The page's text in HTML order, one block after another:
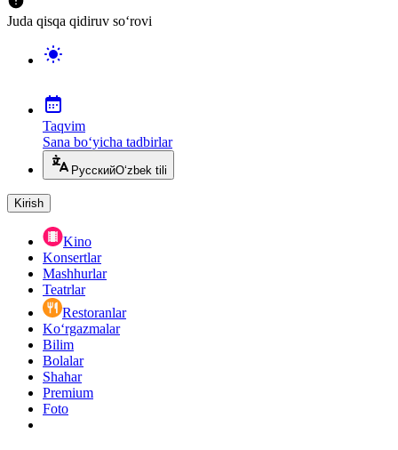
Juda qisqa qidiruv so‘rovi
Taqvim
Sana bo‘yicha tadbirlar
РусскийO‘zbek tili
Kirish
Kino
Konsertlar
Mashhurlar
Teatrlar
Restoranlar
Ko‘rgazmalar
Bilim
Bolalar
Shahar
Premium
Foto